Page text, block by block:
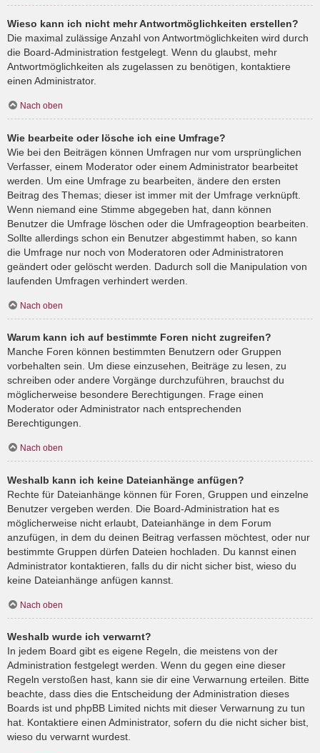
Wieso kann ich nicht mehr Antwortmöglichkeiten erstellen?
Die maximal zulässige Anzahl von Antwortmöglichkeiten wird durch
die Board-Administration festgelegt. Wenn du glaubst, mehr
Antwortmöglichkeiten als zugelassen zu benötigen, kontaktiere
einen Administrator.
Nach oben
Wie bearbeite oder lösche ich eine Umfrage?
Wie bei den Beiträgen können Umfragen nur vom ursprünglichen
Verfasser, einem Moderator oder einem Administrator bearbeitet
werden. Um eine Umfrage zu bearbeiten, ändere den ersten
Beitrag des Themas; dieser ist immer mit der Umfrage verknüpft.
Wenn niemand eine Stimme abgegeben hat, dann können
Benutzer die Umfrage löschen oder die Umfrageoption bearbeiten.
Sollte allerdings schon ein Benutzer abgestimmt haben, so kann
die Umfrage nur noch von Moderatoren oder Administratoren
geändert oder gelöscht werden. Dadurch soll die Manipulation von
laufenden Umfragen verhindert werden.
Nach oben
Warum kann ich auf bestimmte Foren nicht zugreifen?
Manche Foren können bestimmten Benutzern oder Gruppen
vorbehalten sein. Um diese einzusehen, Beiträge zu lesen, zu
schreiben oder andere Vorgänge durchzuführen, brauchst du
möglicherweise besondere Berechtigungen. Frage einen
Moderator oder Administrator nach entsprechenden
Berechtigungen.
Nach oben
Weshalb kann ich keine Dateianhänge anfügen?
Rechte für Dateianhänge können für Foren, Gruppen und einzelne
Benutzer vergeben werden. Die Board-Administration hat es
möglicherweise nicht erlaubt, Dateianhänge in dem Forum
anzufügen, in dem du deinen Beitrag verfassen möchtest, oder nur
bestimmte Gruppen dürfen Dateien hochladen. Du kannst einen
Administrator kontaktieren, falls du dir nicht sicher bist, wieso du
keine Dateianhänge anfügen kannst.
Nach oben
Weshalb wurde ich verwarnt?
In jedem Board gibt es eigene Regeln, die meistens von der
Administration festgelegt werden. Wenn du gegen eine dieser
Regeln verstoßen hast, kann sie dir eine Verwarnung erteilen. Bitte
beachte, dass dies die Entscheidung der Administration dieses
Boards ist und phpBB Limited nichts mit dieser Verwarnung zu tun
hat. Kontaktiere einen Administrator, sofern du die nicht sicher bist,
wieso du verwarnt wurdest.